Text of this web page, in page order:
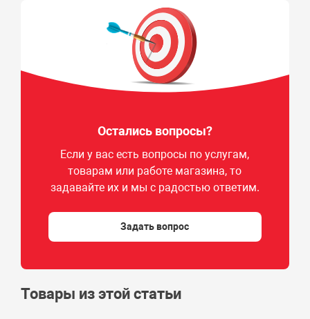
Остались вопросы?
Если у вас есть вопросы по услугам,
товарам или работе магазина, то
задавайте их и мы с радостью ответим.
Задать вопрос
Товары из этой статьи